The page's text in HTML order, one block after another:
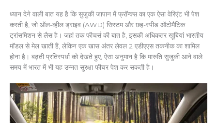
ध्यान देने वाली बात यह है कि सुजुकी जापान में फ्रॉन्क्स का एक ऐसा वेरिएंट भी पेश
करती है, जो ऑल-व्हील ड्राइव (AWD) सिस्टम और छह-स्पीड ऑटोमैटिक
ट्रांसमिशन से लैस है। जहां तक फीचर्स की बात है, इसकी अधिकतर खूबियां भारतीय
मॉडल से मेल खाती हैं, लेकिन एक खास अंतर लेवल 2 एडीएएस तकनीक का शामिल
होना है। बढ़ती प्रतिस्पर्धा को देखते हुए, ऐसा अनुमान है कि मारुति सुजुकी आने वाले
समय में भारत में भी यह उन्नत सुरक्षा फीचर पेश कर सकती है।